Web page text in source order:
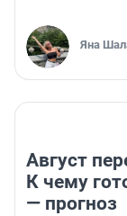
Яна
Август
К чему
— прогноз